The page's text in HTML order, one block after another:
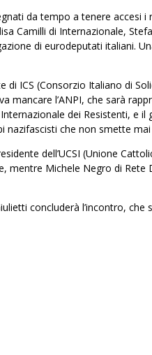
da tempo a tenere accesi
Camilli di Internazionale,
di eurodeputati italiani.
ICS (Consorzio Italiano di
mancare l’ANPI, che sarà
dei Resistenti, e il
che non smette mai
dell’UCSI (Unione
Michele Negro di Rete
concluderà l’incontro,